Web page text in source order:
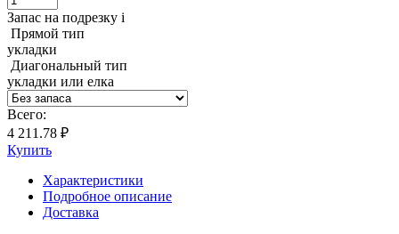
Запас на подрезку i
Прямой тип
укладки
Диагональный тип
укладки или елка
Всего:
4 211.78 ₽
Купить
Характеристики
Подробное описание
Доставка